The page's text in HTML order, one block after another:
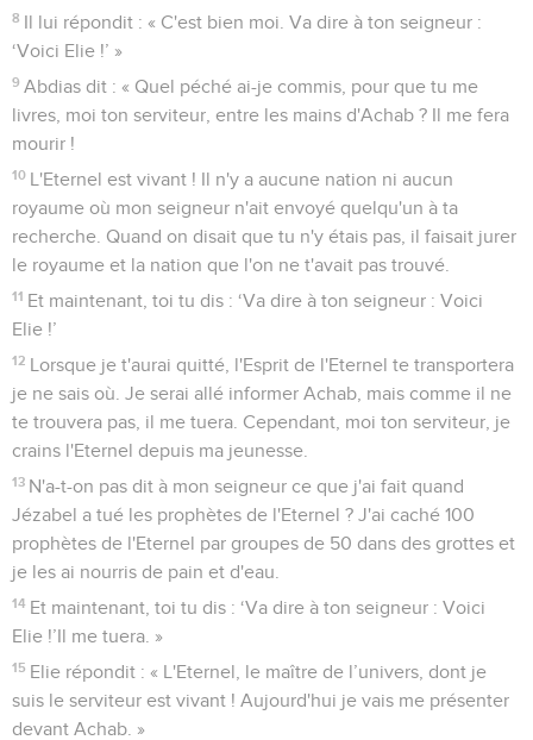
8 Il lui répondit : « C'est bien moi. Va dire à ton seigneur :
‘Voici Elie !’ »
9 Abdias dit : « Quel péché ai-je commis, pour que tu me
livres, moi ton serviteur, entre les mains d'Achab ? Il me fera
mourir !
10 L'Eternel est vivant ! Il n'y a aucune nation ni aucun
royaume où mon seigneur n'ait envoyé quelqu'un à ta
recherche. Quand on disait que tu n'y étais pas, il faisait jurer
le royaume et la nation que l'on ne t'avait pas trouvé.
11 Et maintenant, toi tu dis : ‘Va dire à ton seigneur : Voici
Elie !’
12 Lorsque je t'aurai quitté, l'Esprit de l'Eternel te transportera
je ne sais où. Je serai allé informer Achab, mais comme il ne
te trouvera pas, il me tuera. Cependant, moi ton serviteur, je
crains l'Eternel depuis ma jeunesse.
13 N'a-t-on pas dit à mon seigneur ce que j'ai fait quand
Jézabel a tué les prophètes de l'Eternel ? J'ai caché 100
prophètes de l'Eternel par groupes de 50 dans des grottes et
je les ai nourris de pain et d'eau.
14 Et maintenant, toi tu dis : ‘Va dire à ton seigneur : Voici
Elie !’Il me tuera. »
15 Elie répondit : « L'Eternel, le maître de l’univers, dont je
suis le serviteur est vivant ! Aujourd'hui je vais me présenter
devant Achab. »